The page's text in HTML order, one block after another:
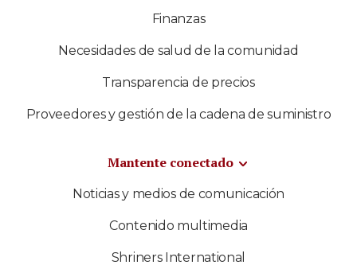
Finanzas
Necesidades de salud de la comunidad
Transparencia de precios
Proveedores y gestión de la cadena de suministro
Mantente conectado
Noticias y medios de comunicación
Contenido multimedia
Shriners International